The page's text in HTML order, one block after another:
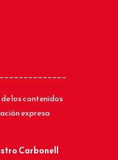
los contenidos
expresa
Carbonell